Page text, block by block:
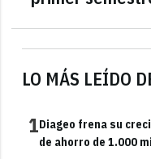
LO MÁS LEÍDO
1Diageo frena su
de ahorro de 1.000